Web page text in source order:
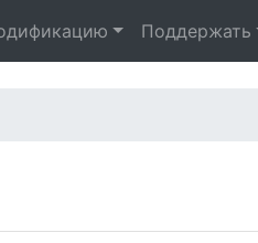
Поддержать